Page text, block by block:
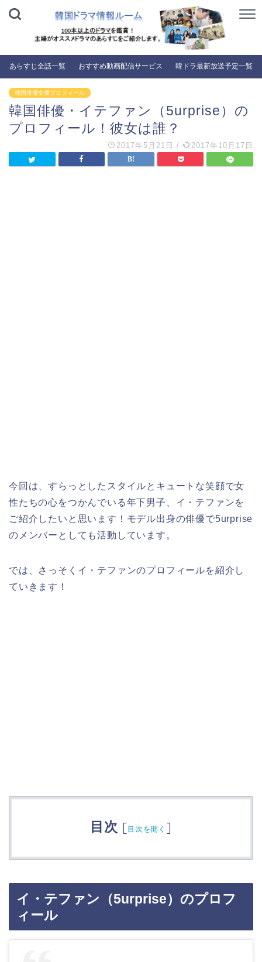
あらすじ全話一覧 おすすめ動画配信サービス 韓ドラ最新放送予定一覧
韓国俳優女優プロフィール
韓国俳優・イテファン（5urprise）の
プロフィール！彼女は誰？
2017年5月21日 / 2017年10月17日
今回は、すらっとしたスタイルとキュートな笑顔で女
性たちの心をつかんでいる年下男子、イ・テファンを
ご紹介したいと思います！モデル出身の俳優で5urprise
のメンバーとしても活動しています。
では、さっそくイ・テファンのプロフィールを紹介し
ていきます！
目次 [目次を開く ]
イ・テファン（5urprise）のプロフ
ィール